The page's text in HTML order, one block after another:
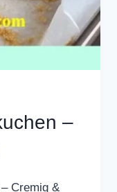
–
Cremig &